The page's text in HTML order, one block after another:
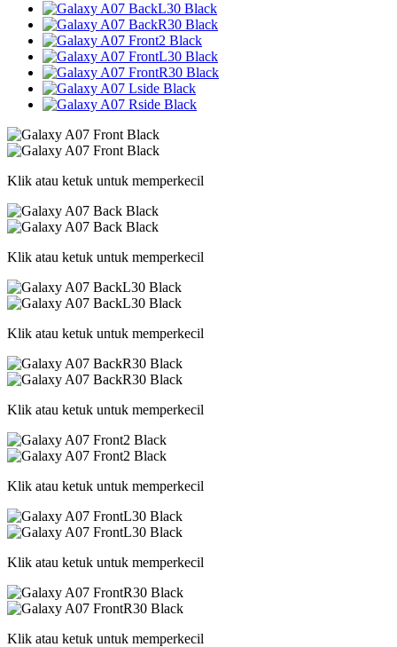
Klik atau ketuk untuk memperkecil
Klik atau ketuk untuk memperkecil
Klik atau ketuk untuk memperkecil
Klik atau ketuk untuk memperkecil
Klik atau ketuk untuk memperkecil
Klik atau ketuk untuk memperkecil
Klik atau ketuk untuk memperkecil